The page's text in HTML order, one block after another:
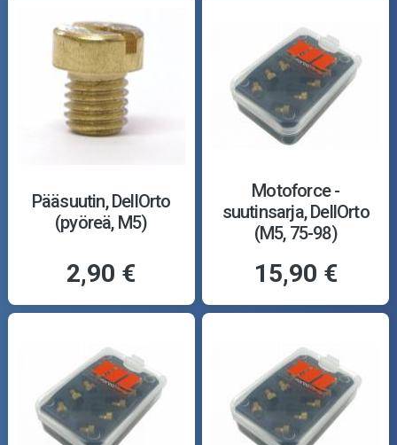
Pääsuutin, DellOrto
(pyöreä, M5)
2,90 €
Motoforce -
suutinsarja, DellOrto
(M5, 75-98)
15,90 €